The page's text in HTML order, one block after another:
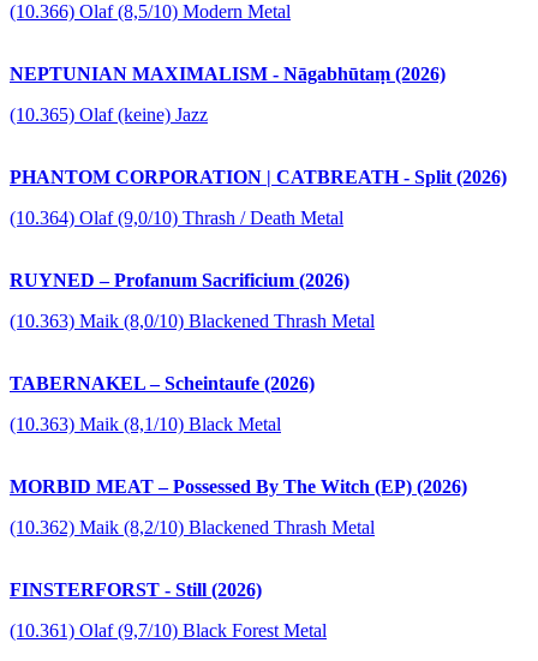
(10.366) Olaf (8,5/10) Modern Metal
NEPTUNIAN MAXIMALISM - Nāgabhūtaṃ (2026)
(10.365) Olaf (keine) Jazz
PHANTOM CORPORATION | CATBREATH - Split (2026)
(10.364) Olaf (9,0/10) Thrash / Death Metal
RUYNED – Profanum Sacrificium (2026)
(10.363) Maik (8,0/10) Blackened Thrash Metal
TABERNAKEL – Scheintaufe (2026)
(10.363) Maik (8,1/10) Black Metal
MORBID MEAT – Possessed By The Witch (EP) (2026)
(10.362) Maik (8,2/10) Blackened Thrash Metal
FINSTERFORST - Still (2026)
(10.361) Olaf (9,7/10) Black Forest Metal